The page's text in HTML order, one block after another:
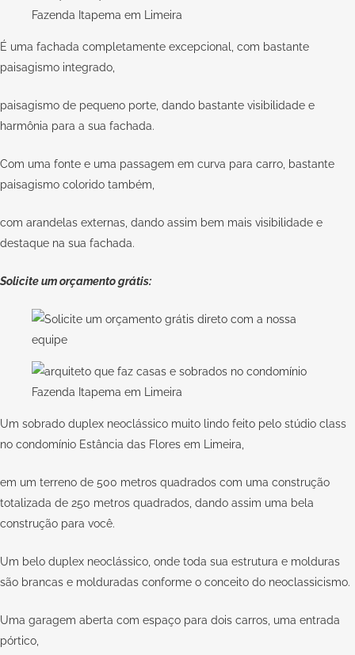
É uma fachada completamente excepcional, com bastante
paisagismo integrado,
paisagismo de pequeno porte, dando bastante visibilidade e
harmônia para a sua fachada.
Com uma fonte e uma passagem em curva para carro, bastante
paisagismo colorido também,
com arandelas externas, dando assim bem mais visibilidade e
destaque na sua fachada.
Solicite um orçamento grátis:
Um sobrado duplex neoclássico muito lindo feito pelo stúdio class
no condomínio Estância das Flores em Limeira,
em um terreno de 500 metros quadrados com uma construção
totalizada de 250 metros quadrados, dando assim uma bela
construção para você.
Um belo duplex neoclássico, onde toda sua estrutura e molduras
são brancas e molduradas conforme o conceito do neoclassicismo.
Uma garagem aberta com espaço para dois carros, uma entrada
pórtico,